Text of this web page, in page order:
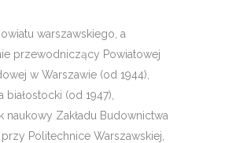
warszawskiego, a
przewodniczący Powiatowej
w Warszawie (od 1944),
białostocki (od 1947),
naukowy Zakładu Budownictwa
Politechnice Warszawskiej,